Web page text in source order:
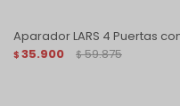
Aparador LARS 4 Puertas
$ 35.900 $ 59.875